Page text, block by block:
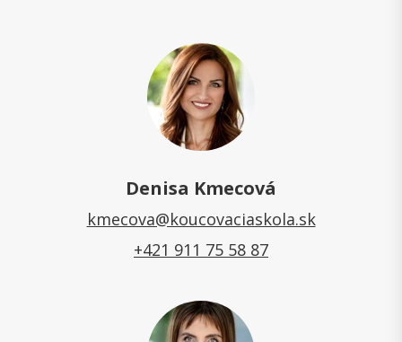
Denisa Kmecová
kmecova@koucovaciaskola.sk
+421 911 75 58 87